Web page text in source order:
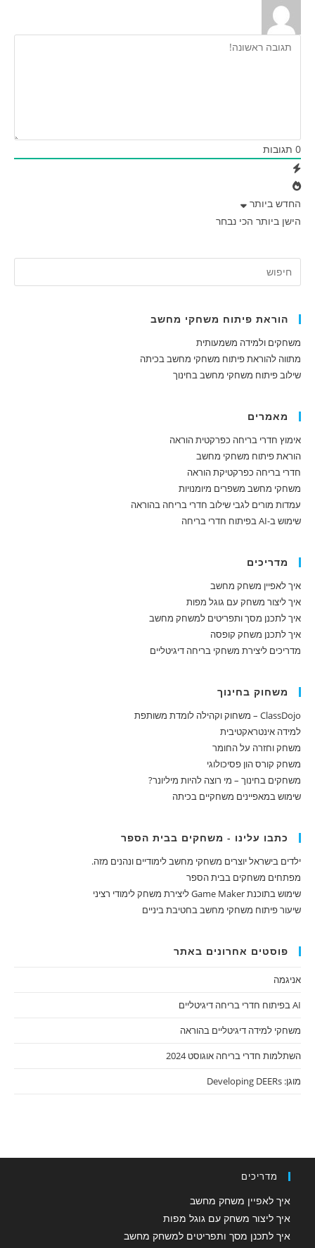
0 תגובות
החדש ביותר
הישן ביותר הכי נבחר
הוראת פיתוח משחקי מחשב
משחקים ולמידה משמעותית
מתווה להוראת פיתוח משחקי מחשב בכיתה
שילוב פיתוח משחקי מחשב בחינוך
מאמרים
אימוץ חדרי בריחה כפרקטית הוראה
הוראת פיתוח משחקי מחשב
חדרי בריחה כפרקטיקת הוראה
משחקי מחשב משפרים מיומנויות
עמדות מורים לגבי שילוב חדרי בריחה בהוראה
שימוש ב-AI בפיתוח חדרי בריחה
מדריכים
איך לאפיין משחק מחשב
איך ליצור משחק עם גוגל מפות
איך לתכנן מסך ותפריטים למשחק מחשב
איך לתכנן משחק קופסה
מדריכים ליצירת משחקי בריחה דיגיטליים
משחוק בחינוך
ClassDojo – משחוק וקהילה לומדת משותפת
למידה אינטראקטיבית
משחק וחזרה על החומר
משחק קורס הון פסיכולוגי
משחקים בחינוך – מי רוצה להיות מיליונר?
שימוש במאפיינים משחקיים בכיתה
כתבו עלינו - משחקים בבית הספר
ילדים בישראל יוצרים משחקי מחשב לימודיים ונהנים מזה.
מפתחים משחקים בבית הספר
שימוש בתוכנת Game Maker ליצירת משחק לימודי רציני
שיעור פיתוח משחקי מחשב בחטיבת ביניים
פוסטים אחרונים באתר
אניגמה
AI בפיתוח חדרי בריחה דיגיטליים
משחקי למידה דיגיטליים בהוראה
השתלמות חדרי בריחה אוגוסט 2024
מוגן: Developing DEERs
מדריכים
איך לאפיין משחק מחשב
איך ליצור משחק עם גוגל מפות
איך לתכנן מסך ותפריטים למשחק מחשב